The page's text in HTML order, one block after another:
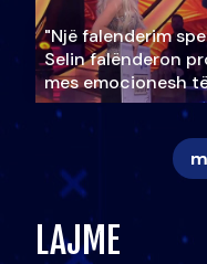
"Një falenderim
Selin falënderon
mes emocionesh
LAJME